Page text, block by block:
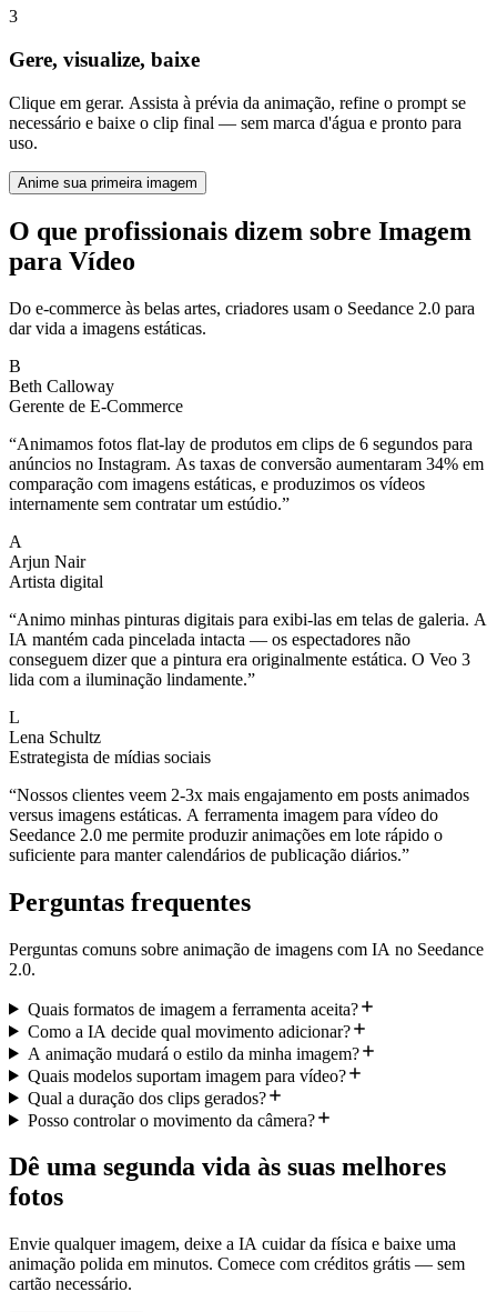
3
Gere, visualize, baixe
Clique em gerar. Assista à prévia da animação, refine o prompt se
necessário e baixe o clip final — sem marca d'água e pronto para
uso.
Anime sua primeira imagem
O que profissionais dizem sobre Imagem
para Vídeo
Do e-commerce às belas artes, criadores usam o Seedance 2.0 para
dar vida a imagens estáticas.
B
Beth Calloway
Gerente de E-Commerce
“Animamos fotos flat-lay de produtos em clips de 6 segundos para
anúncios no Instagram. As taxas de conversão aumentaram 34% em
comparação com imagens estáticas, e produzimos os vídeos
internamente sem contratar um estúdio.”
A
Arjun Nair
Artista digital
“Animo minhas pinturas digitais para exibi-las em telas de galeria. A
IA mantém cada pincelada intacta — os espectadores não
conseguem dizer que a pintura era originalmente estática. O Veo 3
lida com a iluminação lindamente.”
L
Lena Schultz
Estrategista de mídias sociais
“Nossos clientes veem 2-3x mais engajamento em posts animados
versus imagens estáticas. A ferramenta imagem para vídeo do
Seedance 2.0 me permite produzir animações em lote rápido o
suficiente para manter calendários de publicação diários.”
Perguntas frequentes
Perguntas comuns sobre animação de imagens com IA no Seedance
2.0.
Quais formatos de imagem a ferramenta aceita?
Como a IA decide qual movimento adicionar?
A animação mudará o estilo da minha imagem?
Quais modelos suportam imagem para vídeo?
Qual a duração dos clips gerados?
Posso controlar o movimento da câmera?
Dê uma segunda vida às suas melhores
fotos
Envie qualquer imagem, deixe a IA cuidar da física e baixe uma
animação polida em minutos. Comece com créditos grátis — sem
cartão necessário.